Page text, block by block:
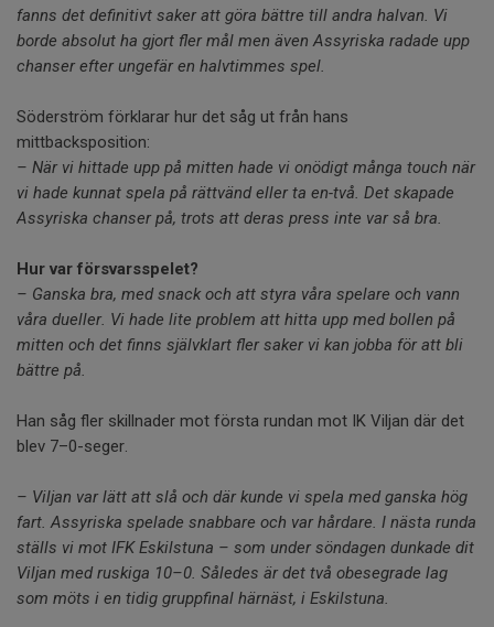
fanns det definitivt saker att göra bättre till andra halvan. Vi
borde absolut ha gjort fler mål men även Assyriska radade upp
chanser efter ungefär en halvtimmes spel.
Söderström förklarar hur det såg ut från hans
mittbacksposition:
– När vi hittade upp på mitten hade vi onödigt många touch när
vi hade kunnat spela på rättvänd eller ta en-två. Det skapade
Assyriska chanser på, trots att deras press inte var så bra.
Hur var försvarsspelet?
– Ganska bra, med snack och att styra våra spelare och vann
våra dueller. Vi hade lite problem att hitta upp med bollen på
mitten och det finns självklart fler saker vi kan jobba för att bli
bättre på.
Han såg fler skillnader mot första rundan mot IK Viljan där det
blev 7–0-seger.
– Viljan var lätt att slå och där kunde vi spela med ganska hög
fart. Assyriska spelade snabbare och var hårdare. I nästa runda
ställs vi mot IFK Eskilstuna – som under söndagen dunkade dit
Viljan med ruskiga 10–0. Således är det två obesegrade lag
som möts i en tidig gruppfinal härnäst, i Eskilstuna.